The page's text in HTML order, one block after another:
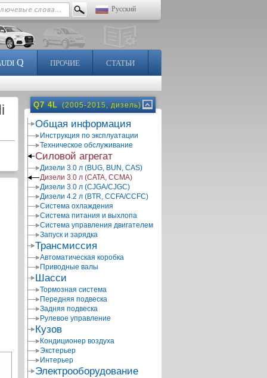
Русский
Q ПРОЧИЕ СТАТЬИ
Q7 4L (2005-2015, дизель)
Общая информация
Инструкция по эксплуатации
Техническое обслуживание
Силовой агрегат
Дизели 3.0 л (BUG, BUN, CAS)
Дизели 3.0 л (CATA, CCMA)
Дизели 3.0 л (CJGA/CJGC)
Дизели 4.2 л (BTR, CCFA/CCFC)
Система охлаждения
Система питания и выхлопа
Система управления двигателем
Запуск и зарядка
Трансмиссия
Автоматическая коробка
Приводные валы
Шасси
Тормозная система
Передняя подвеска
Задняя подвеска
Рулевое управление
Кузов
Кондиционер воздуха
Экстерьер
Интерьер
Электрооборудование